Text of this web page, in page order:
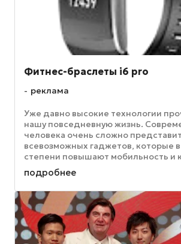
Фитнес-браслеты i6 pro
реклама
Уже давно высокие технологии
нашу повседневную жизнь.
человека очень сложно
всевозможных гаджетов, которые
степени повышают мобильность и
Практически в каждой сфере
подробнее